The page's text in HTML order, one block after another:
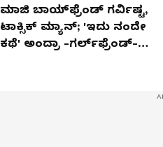
ಮಾಜಿ ಬಾಯ್‌ಫ್ರೆಂಡ್ ಗರ್ವಿಷ್ಟ,
ಟಾಕ್ಸಿಕ್ ಮ್ಯಾನ್; 'ಇದು ನಂದೇ
ಕಥೆ' ಅಂದ್ರಾ -ಗರ್ಲ್‌ಫ್ರೆಂಡ್-